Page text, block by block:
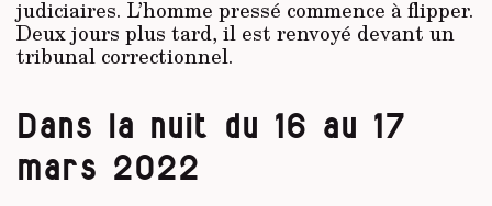
judiciaires. L’homme pressé commence à flipper.
Deux jours plus tard, il est renvoyé devant un
tribunal correctionnel.
Dans la nuit du 16 au 17
mars 2022